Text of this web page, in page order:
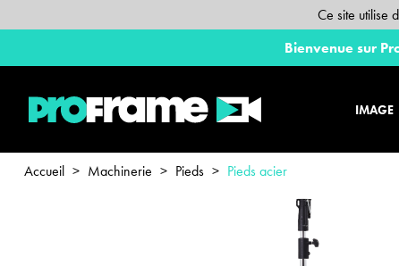
Ce site utilise
Bienvenue sur
IMAGE
Accueil > Machinerie > Pieds > Pieds acier